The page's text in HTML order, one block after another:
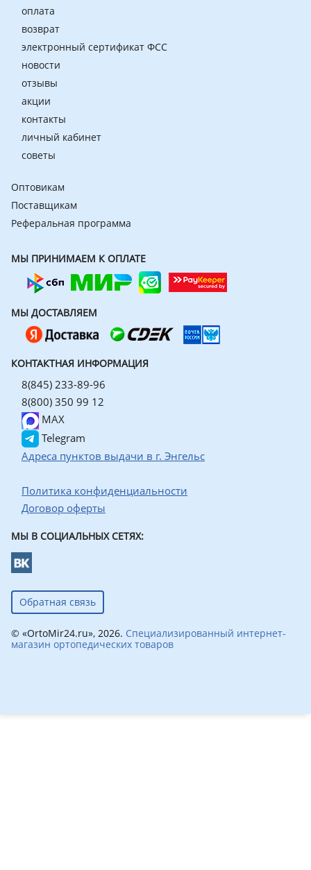
оплата
возврат
электронный сертификат ФСС
новости
отзывы
акции
контакты
личный кабинет
советы
Оптовикам
Поставщикам
Реферальная программа
МЫ ПРИНИМАЕМ К ОПЛАТЕ
МЫ ДОСТАВЛЯЕМ
КОНТАКТНАЯ ИНФОРМАЦИЯ
8(845) 233-89-96
8(800) 350 99 12
MAX
Telegram
Адреса пунктов выдачи в г. Энгельс
Политика конфиденциальности
Договор оферты
МЫ В СОЦИАЛЬНЫХ СЕТЯХ:
Обратная связь
© «OrtoMir24.ru», 2026. Специализированный интернет-
магазин ортопедических товаров